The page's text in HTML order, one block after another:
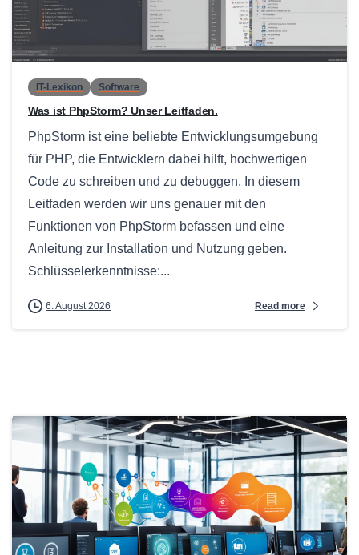
IT-Lexikon Software
Was ist PhpStorm? Unser Leitfaden.
PhpStorm ist eine beliebte Entwicklungsumgebung
für PHP, die Entwicklern dabei hilft, hochwertigen
Code zu schreiben und zu debuggen. In diesem
Leitfaden werden wir uns genauer mit den
Funktionen von PhpStorm befassen und eine
Anleitung zur Installation und Nutzung geben.
Schlüsselerkenntnisse:...
6. August 2026 Read more